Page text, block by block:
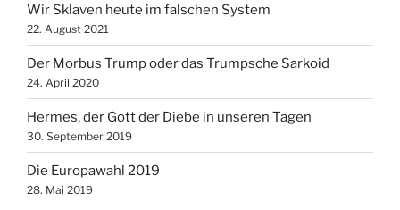
Wir Sklaven heute im falschen System
22. August 2021
Der Morbus Trump oder das Trumpsche Sarkoid
24. April 2020
Hermes, der Gott der Diebe in unseren Tagen
30. September 2019
Die Europawahl 2019
28. Mai 2019